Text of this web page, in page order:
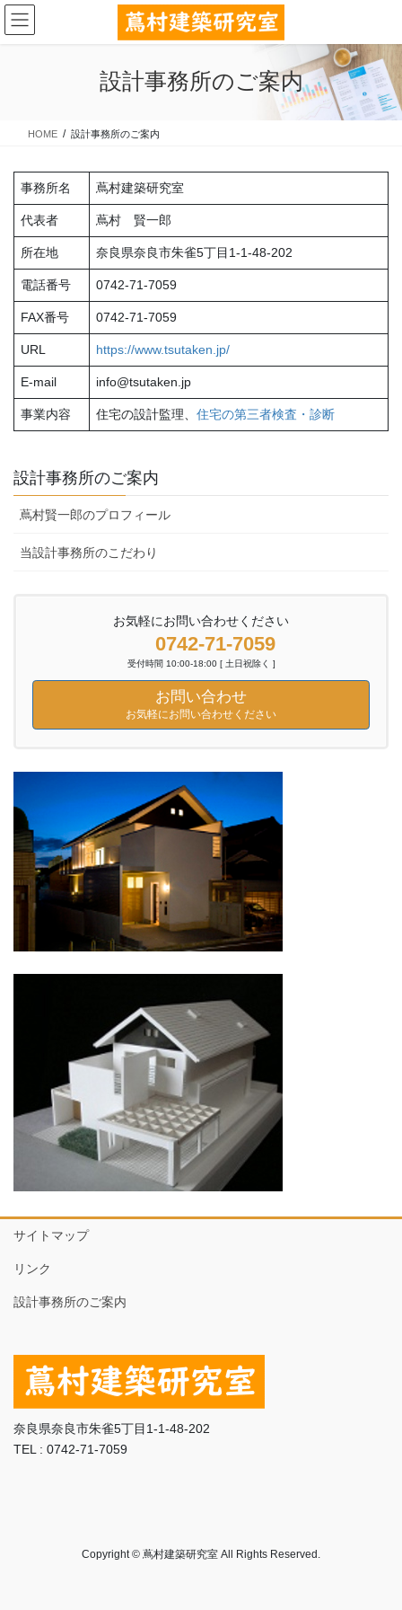
コ
ン
ナ
ビ
設計事務所のご案内
HOME 設計事務所のご案内
事務所名 蔦村建築研究室
代表者 蔦村 賢一郎
所在地 奈良県奈良市朱雀5丁目1-1-48-202
電話番号 0742-71-7059
FAX番号 0742-71-7059
URL https://www.tsutaken.jp/
E-mail info@tsutaken.jp
事業内容 住宅の設計監理、 住宅の第三者検査・診断
設計事務所のご案内
蔦村賢一郎のプロフィール
当設計事務所のこだわり
お気軽にお問い合わせください
0742-71-7059
受付時間 10:00-18:00 [ 土日祝除く ]
お問い合わせ
お気軽にお問い合わせください
サイトマップ
リンク
設計事務所のご案内
奈良県奈良市朱雀5丁目1-1-48-202
TEL : 0742-71-7059
Copyright © 蔦村建築研究室 All Rights Reserved.